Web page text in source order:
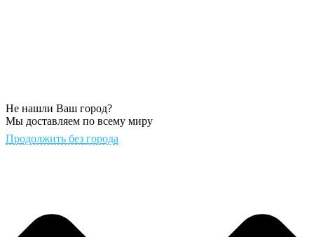
Не нашли Ваш город?
Мы доставляем по всему миру
Продолжить без города